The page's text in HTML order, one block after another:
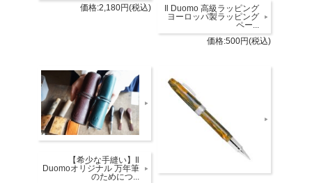
価格:2,180円(税込)
Il Duomo 高級ラッピング
ヨーロッパ製ラッピング
ペー...
価格:500円(税込)
【希少な手縫い】Il
Duomoオリジナル 万年筆
のためにつ...